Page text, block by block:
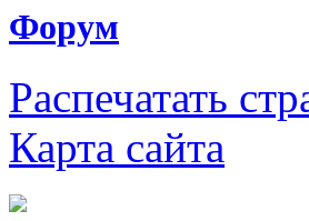
Форум
Распечатать
Карта сайта